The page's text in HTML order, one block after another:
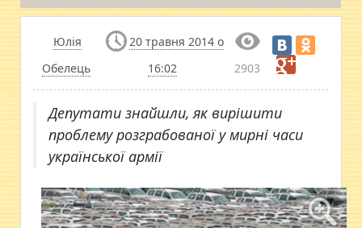
Юлія
Обелець
20 травня 2014 о
16:02
2903
Депутати знайшли, як вирішити
проблему розграбованої у мирні часи
української армії